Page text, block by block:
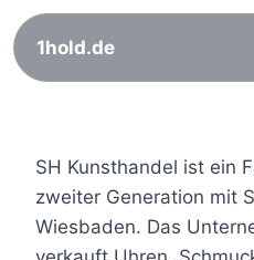
1hold.de
springenSH Kunsthandel ist ein
zweiter Generation mit
Wiesbaden. Das